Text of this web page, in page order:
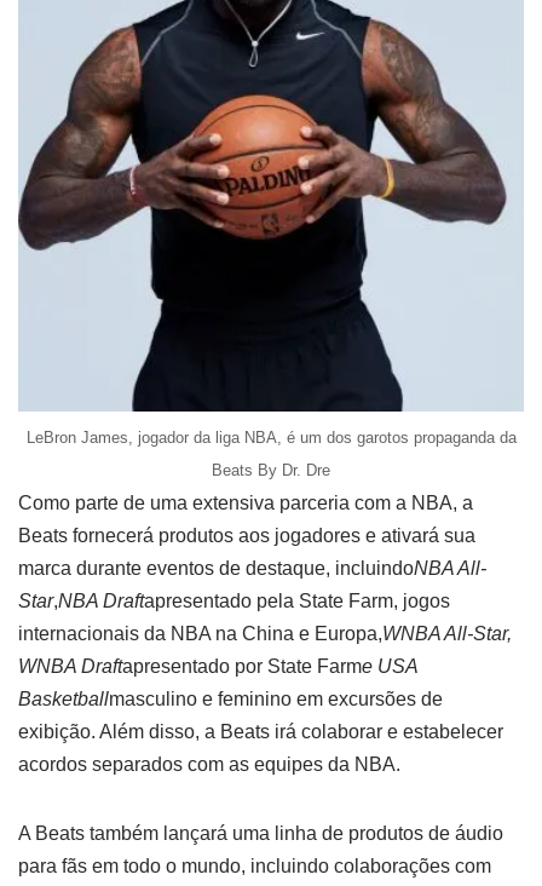
LeBron James, jogador da liga NBA, é um dos garotos propaganda da
Beats By Dr. Dre
Como parte de uma extensiva parceria com a NBA, a
Beats fornecerá produtos aos jogadores e ativará sua
marca durante eventos de destaque, incluindoNBA All-
Star,NBA Draftapresentado pela State Farm, jogos
internacionais da NBA na China e Europa,WNBA All-Star,
WNBA Draftapresentado por State Farme USA
Basketballmasculino e feminino em excursões de
exibição. Além disso, a Beats irá colaborar e estabelecer
acordos separados com as equipes da NBA.
A Beats também lançará uma linha de produtos de áudio
para fãs em todo o mundo, incluindo colaborações com